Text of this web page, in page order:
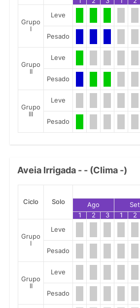
Grupo
I
Leve
Pesado
Grupo
II
Leve
Pesado
Grupo
III
Leve
Pesado
Aveia Irrigada - - (Clima -)
Ciclo Solo
Ago
Set
1
2 3 1 2
Grupo
I
Leve
Pesado
Grupo
II
Leve
Pesado